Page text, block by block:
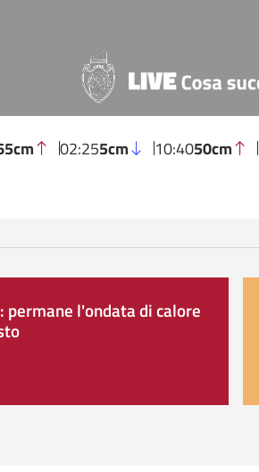
02:255cm 10:4050cm
l'ondata di calore